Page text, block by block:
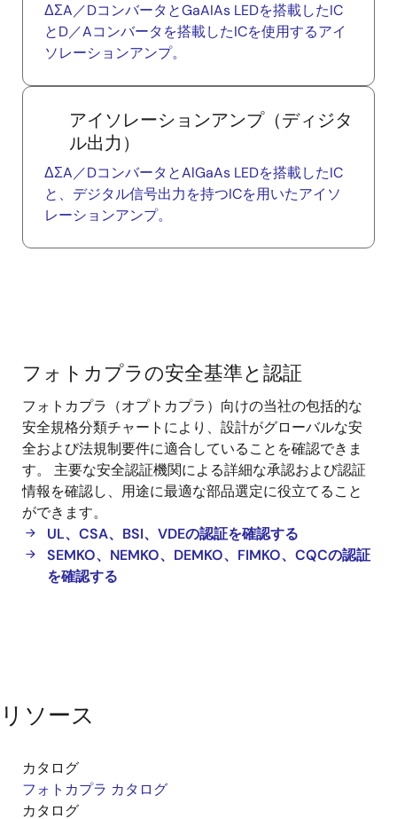
ΔΣA／DコンバータとGaAIAs LEDを搭載したIC
とD／Aコンバータを搭載したICを使用するアイ
ソレーションアンプ。
アイソレーションアンプ（ディジタ
ル出力）
ΔΣA／DコンバータとAlGaAs LEDを搭載したIC
と、デジタル信号出力を持つICを用いたアイソ
レーションアンプ。
ォ
ト
カ
プ
ラ
安
全
フォトカプラの安全基準と認証
フォトカプラ（オプトカプラ）向けの当社の包括的な
安全規格分類チャートにより、設計がグローバルな安
全および法規制要件に適合していることを確認できま
す。 主要な安全認証機関による詳細な承認および認証
情報を確認し、用途に最適な部品選定に役立てること
ができます。
UL、CSA、BSI、VDEの認証を確認する
SEMKO、NEMKO、DEMKO、FIMKO、CQCの認証
を確認する
リソース
カタログ
フォトカプラ カタログ
カタログ